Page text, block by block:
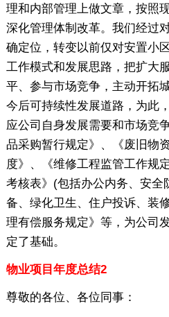
理和内部管理上做文章，按照
深化管理体制改革。我们经过
确定位，转变以前仅对安置小
工作模式和发展思路，把扩大
平、参与市场竞争，主动开拓
今后可持续性发展道路，为此
应公司自身发展需要和市场竞
品采购暂行规定》、《废旧物
度》、《维修工程监管工作规
考核表》(包括办公内务、安全
备、绿化卫生、住户投诉、装
理有偿服务规定》等，为公司
定了基础。
物业项目年度总结2
尊敬的各位、各位同事：